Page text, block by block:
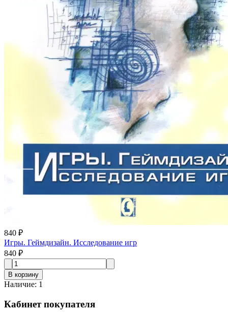
840 ₽
Игры. Геймдизайн. Исследование игр
840 ₽
В корзину
Наличие: 1
Кабинет покупателя